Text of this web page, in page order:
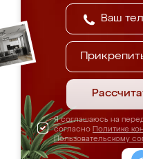
Я соглашаюсь на
согласно Политике
Пользовательскому